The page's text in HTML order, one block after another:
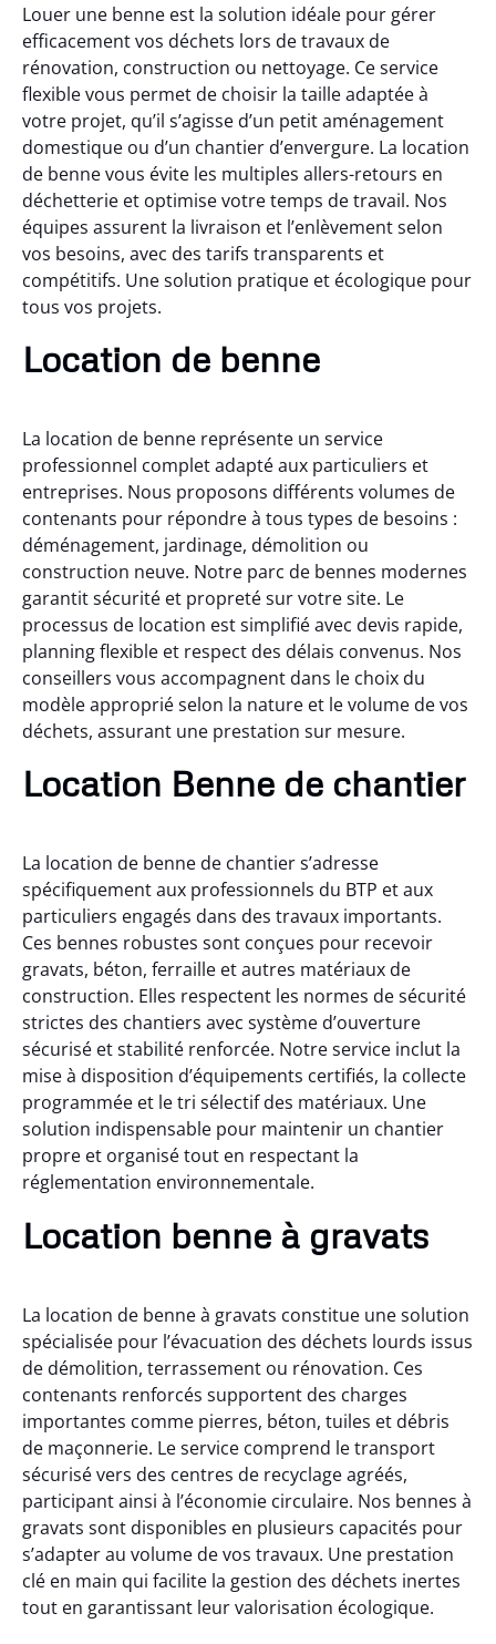
Louer une benne est la solution idéale pour gérer
efficacement vos déchets lors de travaux de
rénovation, construction ou nettoyage. Ce service
flexible vous permet de choisir la taille adaptée à
votre projet, qu’il s’agisse d’un petit aménagement
domestique ou d’un chantier d’envergure. La location
de benne vous évite les multiples allers-retours en
déchetterie et optimise votre temps de travail. Nos
équipes assurent la livraison et l’enlèvement selon
vos besoins, avec des tarifs transparents et
compétitifs. Une solution pratique et écologique pour
tous vos projets.
Location de benne
La location de benne représente un service
professionnel complet adapté aux particuliers et
entreprises. Nous proposons différents volumes de
contenants pour répondre à tous types de besoins :
déménagement, jardinage, démolition ou
construction neuve. Notre parc de bennes modernes
garantit sécurité et propreté sur votre site. Le
processus de location est simplifié avec devis rapide,
planning flexible et respect des délais convenus. Nos
conseillers vous accompagnent dans le choix du
modèle approprié selon la nature et le volume de vos
déchets, assurant une prestation sur mesure.
Location Benne de chantier
La location de benne de chantier s’adresse
spécifiquement aux professionnels du BTP et aux
particuliers engagés dans des travaux importants.
Ces bennes robustes sont conçues pour recevoir
gravats, béton, ferraille et autres matériaux de
construction. Elles respectent les normes de sécurité
strictes des chantiers avec système d’ouverture
sécurisé et stabilité renforcée. Notre service inclut la
mise à disposition d’équipements certifiés, la collecte
programmée et le tri sélectif des matériaux. Une
solution indispensable pour maintenir un chantier
propre et organisé tout en respectant la
réglementation environnementale.
Location benne à gravats
La location de benne à gravats constitue une solution
spécialisée pour l’évacuation des déchets lourds issus
de démolition, terrassement ou rénovation. Ces
contenants renforcés supportent des charges
importantes comme pierres, béton, tuiles et débris
de maçonnerie. Le service comprend le transport
sécurisé vers des centres de recyclage agréés,
participant ainsi à l’économie circulaire. Nos bennes à
gravats sont disponibles en plusieurs capacités pour
s’adapter au volume de vos travaux. Une prestation
clé en main qui facilite la gestion des déchets inertes
tout en garantissant leur valorisation écologique.